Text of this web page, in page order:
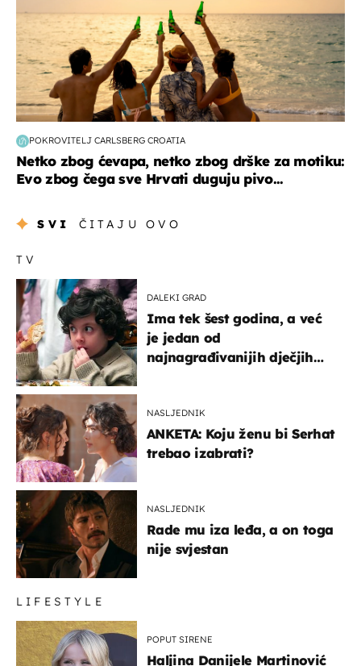
POKROVITELJ CARLSBERG CROATIA
Netko zbog ćevapa, netko zbog drške za motiku:
Evo zbog čega sve Hrvati duguju pivo...
SVI ČITAJU OVO
TV
DALEKI GRAD
Ima tek šest godina, a već
je jedan od
najnagrađivanijih dječjih
NASLJEDNIK
ANKETA: Koju ženu bi Serhat
trebao izabrati?
NASLJEDNIK
Rade mu iza leđa, a on toga
nije svjestan
LIFESTYLE
POPUT SIRENE
Haljina Danijele Martinović